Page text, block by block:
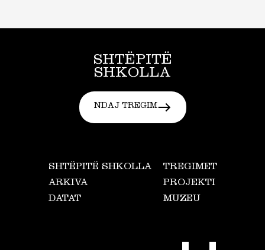
SHTËPITË
SHKOLLA
NDAJ TREGIM
SHTËPITË SHKOLLA
TREGIMET
ARKIVA
PROJEKTI
DATAT
MUZEU